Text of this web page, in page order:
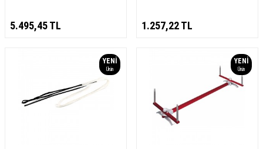
5.495,45TL 1.257,22TL
YENI
Ürün
YENI
Ürün